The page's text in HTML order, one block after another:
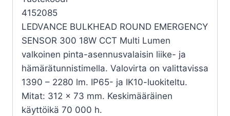
määrä
4152085
LEDVANCE BULKHEAD ROUND EMERGENCY
SENSOR 300 18W CCT Multi Lumen
valkoinen pinta-asennusvalaisin liike- ja
hämärätunnistimella. Valovirta on valittavissa
1390 – 2280 lm. IP65- ja IK10-luokiteltu.
Mitat: 312 x 73 mm. Keskimääräinen
käyttöikä 70 000 h.